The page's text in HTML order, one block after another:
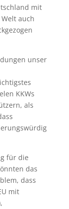
mit
auch
unser
KKWs
als
für die
das
dass
mit